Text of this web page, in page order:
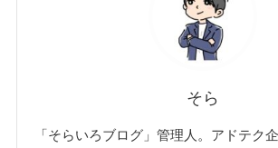
そら
「そらいろブログ」管理人。アドテク